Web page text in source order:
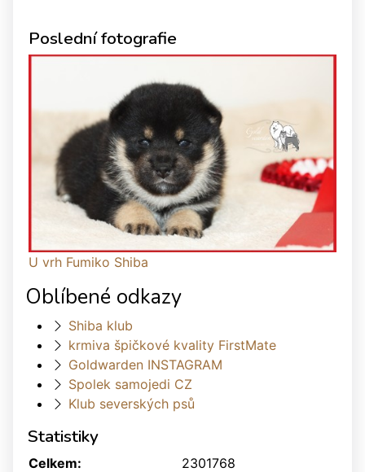
Poslední fotografie
U vrh Fumiko Shiba
Oblíbené odkazy
Shiba klub
krmiva špičkové kvality FirstMate
Goldwarden INSTAGRAM
Spolek samojedi CZ
Klub severských psů
Statistiky
Celkem:
2301768